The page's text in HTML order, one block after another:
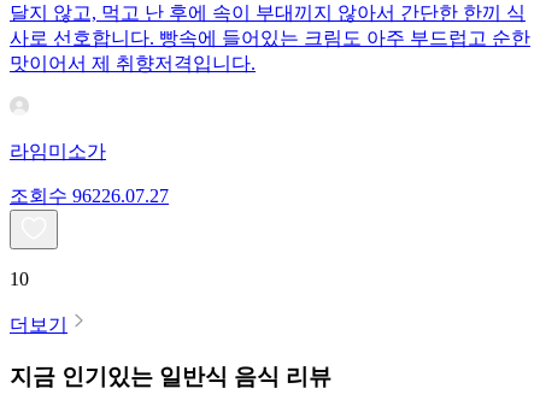
달지 않고, 먹고 난 후에 속이 부대끼지 않아서 간단한 한끼 식
사로 선호합니다. 빵속에 들어있는 크림도 아주 부드럽고 순한
맛이어서 제 취향저격입니다.
라임미소가
조회수 96226.07.27
10
더보기
지금 인기있는 일반식 음식 리뷰